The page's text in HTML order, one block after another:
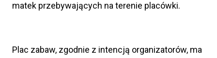
matek przebywających na terenie placówki.
Plac zabaw, zgodnie z intencją organizatorów, ma